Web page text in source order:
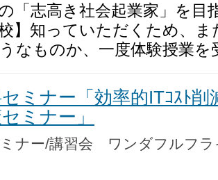
「志高き社会起業家」を目
】知っていただくため、
なものか、一度体験授業
ミナー「効率的ITｺｽﾄ
ミナー」
ミナー/講習会 ワンダフルフ